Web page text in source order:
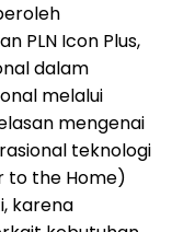
PLN Icon Plus,
dalam
melalui
mengenai
teknologi
to the Home)
karena